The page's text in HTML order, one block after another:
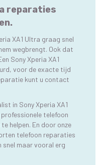
reparaties
XA1 Ultra graag snel
wegbrengt. Ook dat
Sony Xperia XA1
voor de exacte tijd
kunt u contact
in Sony Xperia XA1
telefoon
helpen. En door onze
telefoon reparaties
snel maar vooral erg